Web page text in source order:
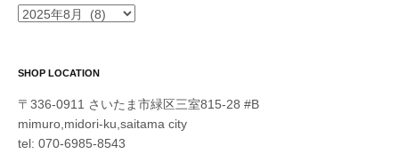
ARCHIVE
SHOP LOCATION
〒336-0911 さいたま市緑区三室815-28 #B
mimuro,midori-ku,saitama city
tel: 070-6985-8543